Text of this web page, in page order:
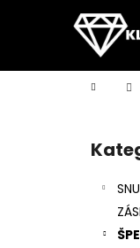
Domů
í
Zpět
do
Zpět
do